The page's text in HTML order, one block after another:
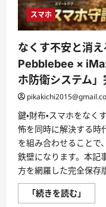
スマホ
なくす不安と消
Pebblebee ×
ホ防衛システム」
鍵・財布・スマホをな
怖を同時に解決する
を組み合わせることで
鉄壁になります。本記
方を網羅した完全保存
「続きを読む」
く